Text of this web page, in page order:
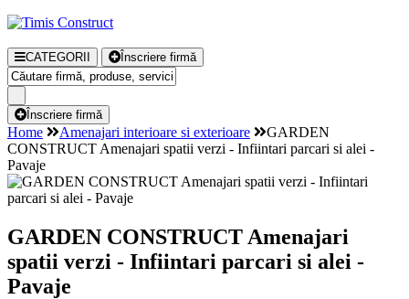
CATEGORII Înscriere firmă
Înscriere firmă
Home Amenajari interioare si exterioare
GARDEN
CONSTRUCT Amenajari spatii verzi - Infiintari parcari si alei -
Pavaje
GARDEN CONSTRUCT Amenajari
spatii verzi - Infiintari parcari si alei -
Pavaje